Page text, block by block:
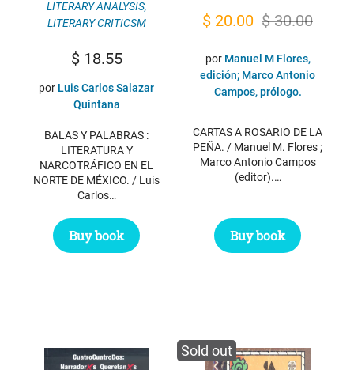
LITERARY ANALYSIS,
LITERARY CRITICSM
$18.55
por Luis Carlos Salazar
Quintana
BALAS Y PALABRAS :
LITERATURA Y
NARCOTRÁFICO EN EL
NORTE DE MÉXICO. / Luis
Carlos…
Buy book
$30.00
Original
was:
$ 30.00.
$ 20.00 Current
is:
$ 20.00.
por Manuel M Flores,
edición; Marco Antonio
Campos, prólogo.
CARTAS A ROSARIO DE LA
PEÑA. / Manuel M. Flores ;
Marco Antonio Campos
(editor).…
Buy book
Sold out